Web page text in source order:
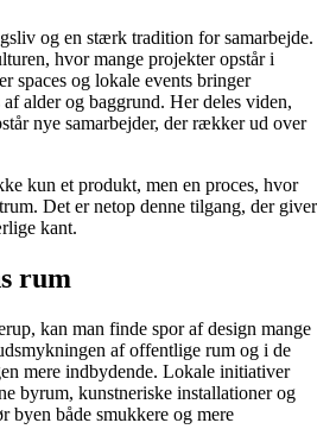
og en stærk tradition for samarbejde.
hvor mange projekter opstår i
spaces og lokale events bringer
alder og baggrund. Her deles viden,
nye samarbejder, der rækker ud over
kun et produkt, men en proces, hvor
Det er netop denne tilgang, der giver
kant.
rum
kan man finde spor af design mange
af offentlige rum og i de
mere indbydende. Lokale initiativer
byrum, kunstneriske installationer og
byen både smukkere og mere